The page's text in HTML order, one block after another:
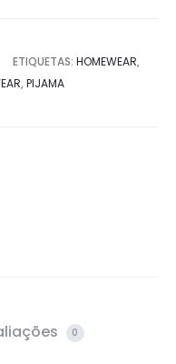
ETIQUETAS: HOMEWEAR,
, PIJAMA
0